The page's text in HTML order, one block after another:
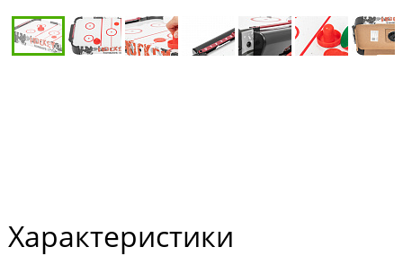
Характеристики